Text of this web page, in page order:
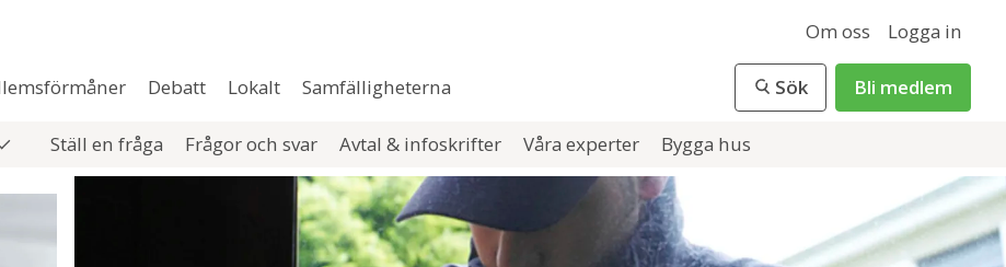
Om oss Logga in
Debatt Lokalt Samfälligheterna Sök Bli medlem
Ställ en fråga Frågor och svar Avtal & infoskrifter Våra experter Bygga hus